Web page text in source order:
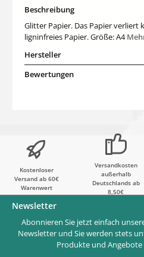
Beschreibung
Glitter Papier. Das Papier verliert
ligninfreies Papier. Größe: A4
Hersteller
Bewertungen
Kostenloser
Versand ab 60€
Warenwert
Versandkosten
außerhalb
Deutschlands ab
8,50€
Newsletter
Abonnieren Sie jetzt einfach
Newsletter und Sie werden stets
Produkte und